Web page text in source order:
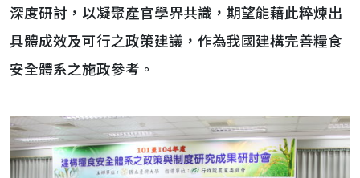
深度研討，以凝聚產官學界共識，期望能藉此粹煉出
具體成效及可行之政策建議，作為我國建構完善糧食
安全體系之施政參考。